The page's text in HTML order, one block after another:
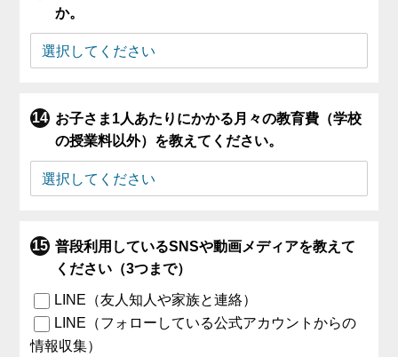
か。
お子さま1人あたりにかかる月々の教育費（学校
の授業料以外）を教えてください。
普段利用しているSNSや動画メディアを教えて
ください（3つまで）
LINE（友人知人や家族と連絡）
LINE（フォローしている公式アカウントからの
情報収集）